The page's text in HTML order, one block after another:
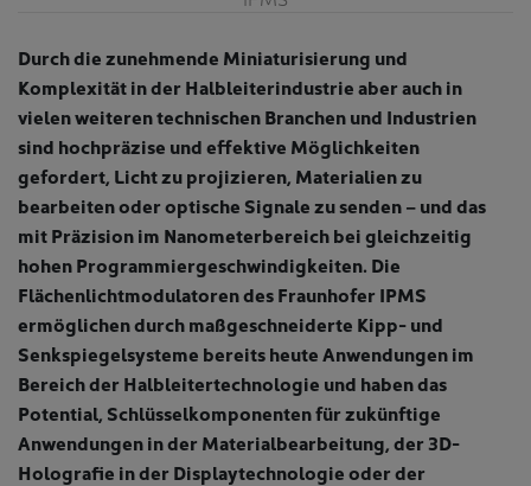
Durch die zunehmende Miniaturisierung und
Komplexität in der Halbleiterindustrie aber auch in
vielen weiteren technischen Branchen und Industrien
sind hochpräzise und effektive Möglichkeiten
gefordert, Licht zu projizieren, Materialien zu
bearbeiten oder optische Signale zu senden – und das
mit Präzision im Nanometerbereich bei gleichzeitig
hohen Programmiergeschwindigkeiten. Die
Flächenlichtmodulatoren des Fraunhofer IPMS
ermöglichen durch maßgeschneiderte Kipp- und
Senkspiegelsysteme bereits heute Anwendungen im
Bereich der Halbleitertechnologie und haben das
Potential, Schlüsselkomponenten für zukünftige
Anwendungen in der Materialbearbeitung, der 3D-
Holografie in der Displaytechnologie oder der